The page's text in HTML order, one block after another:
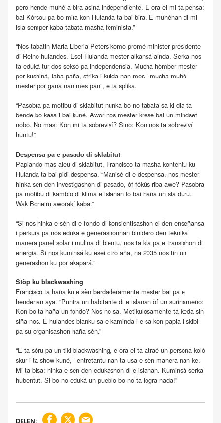
pero hende muhé a bira asina independiente. E ora ei mi ta pensa:
bai Kòrsou pa bo mira kon Hulanda ta bai bira. E muhénan di mi
isla semper kaba tabata masha feminista.”
“Nos tabatin Maria Liberia Peters komo promé minister presidente
di Reino hulandes. Esei Hulanda mester alkansá ainda. Serka nos
ta eduká tur dos sekso pa independensia. Mucha hòmber mester
por kushiná, laba paña, strika i kuida nan mes i mucha muhé
mester por gana nan mes pan”, e ta splika.
“Pasobra pa motibu di sklabitut nunka bo no tabata sa ki dia ta
bende bo kasa i bai kuné. Awor nos mester krese bai un mindset
nobo. No mas: Kon mi ta sobreviví? Sino: Kon nos ta sobreviví
huntu!”
Despensa pa e pasado di sklabitut
Papiando mas aleu di sklabitut, Francisco ta masha kontentu ku
Hulanda ta bai pidi despensa. “Manisé di e despensa, nos mester
hinka sèn den investigashon di pasado, òf fókùs riba awe? Pasobra
pa motibu di kambio di klima e islanan lo bai haña un sla duru.
Wak Boneiru aworakí kaba.”
“Si nos hinka e sèn di e fondo di konsientisashon ei den enseñansa
i pèrkurá pa nos eduká e generashonnan binidero den téknika
manera panel solar i mulina di bientu, nos ta kla pa e transishon di
energia. Si nos kuminsá ku esei otro aña, na 2035 nos tin un
generashon ku por akapará.”
Stòp ku blackwashing
Francisco ta haña ku e sèn berdaderamente mester bai pa e
hendenan aya. “Puntra un habitante di e islanan òf un surinameño:
Kon bo ta haña un fondo? Nos no sa. Metikulosamente ta keda sin
siña nos. E hulandes blanku sa e kaminda i e sa kon papia i skibi
pa su organisashon haña sèn.”
“E ta sòru pa un tiki blackwashing, e ora ei ta atraé un persona koló
skur i ta show kuné, i entretantu nan ta usa e sèn manera nan ke.
Mi ta bisa: hinka e sèn den edukashon di e islanan. Kuminsá serka
hubentut. Si bo no eduká un pueblo bo no ta logra nada!”
DELEN: